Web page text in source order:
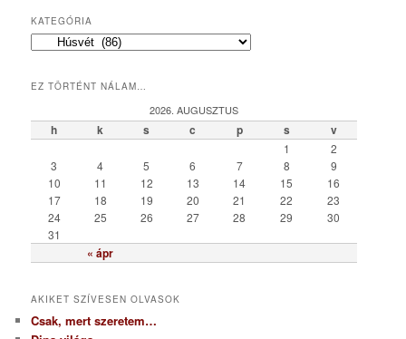
KATEGÓRIA
e
r
EZ TÖRTÉNT NÁLAM…
2026. AUGUSZTUS
h k s c p s v
« ápr
1
2
3
4 5 6 7 8
9
10
11 12 13 14 15
16
17
18 19 20 21 22
23
24
25 26 27 28 29
30
31
AKIKET SZÍVESEN OLVASOK
Csak, mert szeretem…